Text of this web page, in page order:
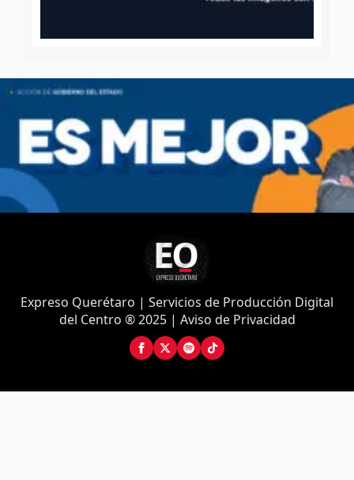
Expreso Querétaro | Servicios de Producción Digital
del Centro ® 2025 | Aviso de Privacidad